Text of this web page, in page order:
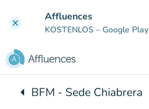
clear Affluences
KOSTENLOS – Google Play
arrow_leftZurück zu:
BFM - Sede Chiabrera